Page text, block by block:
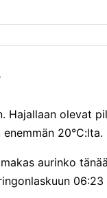
Hajallaan olevat
20°C:lta.
aurinko